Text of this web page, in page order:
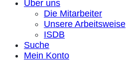
Über uns
Die Mitarbeiter
Unsere Arbeitsweise
ISDB
Suche
Mein Konto